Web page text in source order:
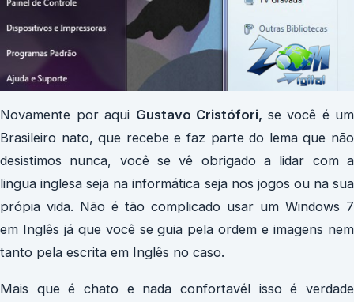
Novamente por aqui Gustavo Cristófori, se você é um
Brasileiro nato, que recebe e faz parte do lema que não
desistimos nunca, você se vê obrigado a lidar com a
lingua inglesa seja na informática seja nos jogos ou na sua
própia vida. Não é tão complicado usar um Windows 7
em Inglês já que você se guia pela ordem e imagens nem
tanto pela escrita em Inglês no caso.
Mais que é chato e nada confortavél isso é verdade